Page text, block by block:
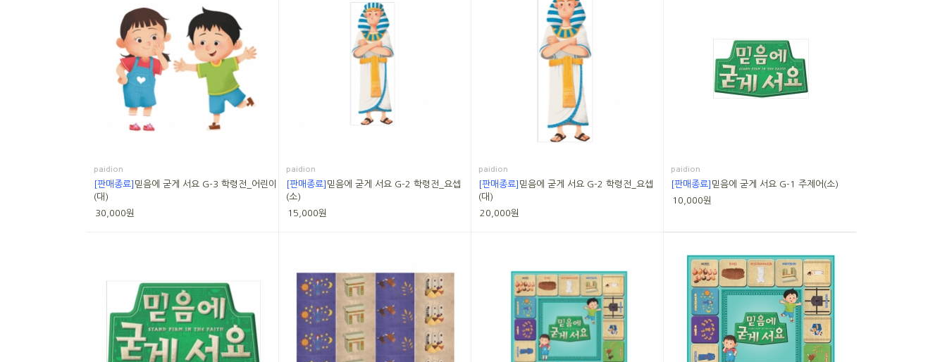
paidion
[판매종료] 믿음에 굳게 서요 G-3 학령전_어린이
(대)
30,000원
paidion
[판매종료] 믿음에 굳게 서요 G-2 학령전_요셉
(소)
15,000원
paidion
[판매종료] 믿음에 굳게 서요 G-2 학령전_요셉
(대)
20,000원
paidion
[판매종료] 믿음에 굳게 서요 G-1 주제어(소)
10,000원